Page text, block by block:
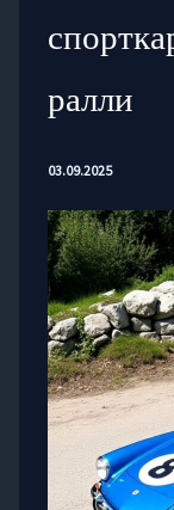
ралли
03.09.2025